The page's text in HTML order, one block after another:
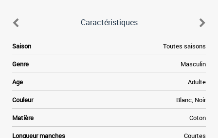
Caractéristiques
Saison Toutes saisons
Genre Masculin
Age Adulte
Couleur Blanc, Noir
Matière Coton
Longueur manches Courtes